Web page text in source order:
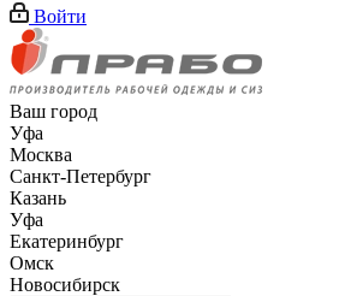
Войти
Ваш город
Уфа
Москва
Санкт-Петербург
Казань
Уфа
Екатеринбург
Омск
Новосибирск